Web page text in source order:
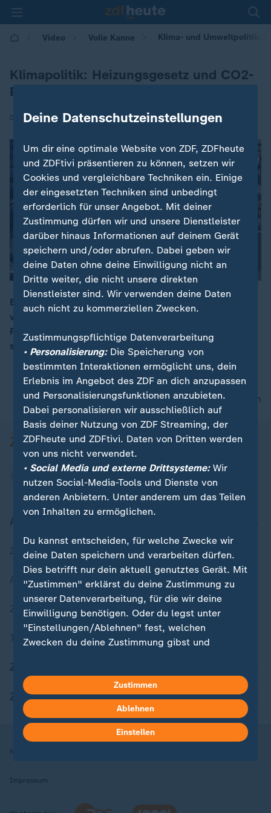
Video Volle Kanne Klima- und Umweltpolitik:
Klimapolitik: Heizungsgesetz und CO2-
Preis
08.01.2026 | 09:05
Beim Klimaschutz kommt Deutschland nur schleppend
voran. Die Regierung hat große Ziele, doch viele
Fragen bleiben offen. Warum zentrale Reformen
stocken und steigende CO2-Preise verunsichern.
nach oben
Zuletzt veröffentlicht
Aktuelle Sendungs-Videos
ZDFheute Stories
Themen im Überblick
ZDFheute Apps
Nutzungsbedingungen
Impressum
Deine Datenschutzeinstellungen
Um dir eine optimale Website von ZDF, ZDFheute
und ZDFtivi präsentieren zu können, setzen wir
Cookies und vergleichbare Techniken ein. Einige
der eingesetzten Techniken sind unbedingt
erforderlich für unser Angebot. Mit deiner
Zustimmung dürfen wir und unsere Dienstleister
darüber hinaus Informationen auf deinem Gerät
speichern und/oder abrufen. Dabei geben wir
deine Daten ohne deine Einwilligung nicht an
Dritte weiter, die nicht unsere direkten
Dienstleister sind. Wir verwenden deine Daten
auch nicht zu kommerziellen Zwecken.
Zustimmungspflichtige Datenverarbeitung
• Personalisierung:Die Speicherung von
bestimmten Interaktionen ermöglicht uns, dein
Erlebnis im Angebot des ZDF an dich anzupassen
und Personalisierungsfunktionen anzubieten.
Dabei personalisieren wir ausschließlich auf
Basis deiner Nutzung von ZDF Streaming, der
ZDFheute und ZDFtivi. Daten von Dritten werden
von uns nicht verwendet.
• Social Media und externe Drittsysteme:Wir
nutzen Social-Media-Tools und Dienste von
anderen Anbietern. Unter anderem um das Teilen
von Inhalten zu ermöglichen.
Du kannst entscheiden, für welche Zwecke wir
deine Daten speichern und verarbeiten dürfen.
Dies betrifft nur dein aktuell genutztes Gerät. Mit
"Zustimmen" erklärst du deine Zustimmung zu
unserer Datenverarbeitung, für die wir deine
Einwilligung benötigen. Oder du legst unter
"Einstellungen/Ablehnen" fest, welchen
Zwecken du deine Zustimmung gibst und
in deinen Einstellungen widerrufen oder ändern.
Hier findest du das Impressum.
Weitere Informationen findest du in unserer
Datenschutzerklärung.
Zustimmen
Ablehnen
Einstellen